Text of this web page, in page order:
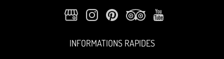
INFORMATIONS RAPIDES